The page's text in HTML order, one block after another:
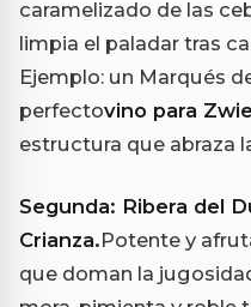
caramelizado de las
limpia el paladar tras
Ejemplo: un Marqués
perfectovino para
estructura que abraza
Segunda: Ribera del
Crianza.Potente y
que doman la